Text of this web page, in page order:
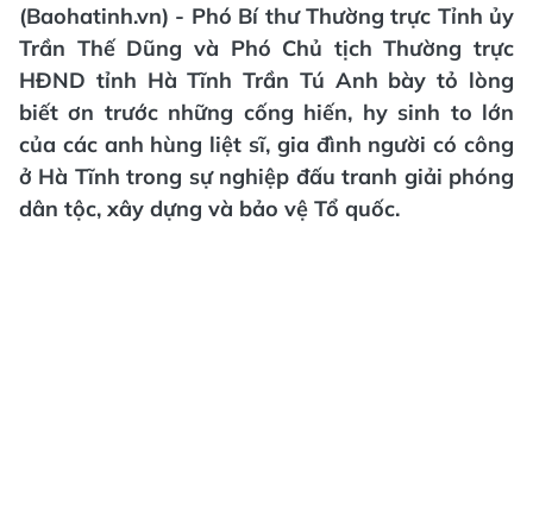
(Baohatinh.vn) - Phó Bí thư Thường trực Tỉnh ủy
Trần Thế Dũng và Phó Chủ tịch Thường trực
HĐND tỉnh Hà Tĩnh Trần Tú Anh bày tỏ lòng
biết ơn trước những cống hiến, hy sinh to lớn
của các anh hùng liệt sĩ, gia đình người có công
ở Hà Tĩnh trong sự nghiệp đấu tranh giải phóng
dân tộc, xây dựng và bảo vệ Tổ quốc.